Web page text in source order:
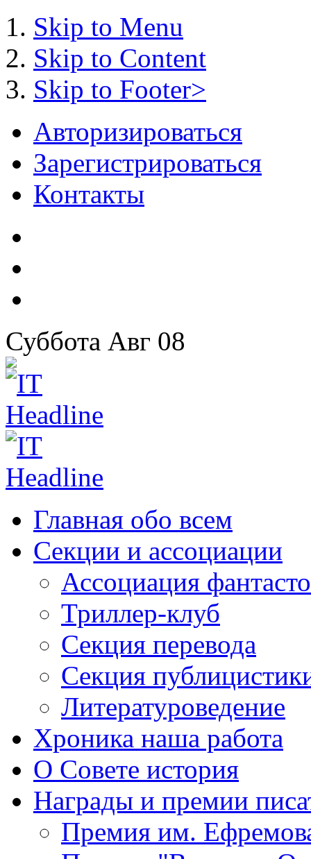
Skip to Menu
Skip to Content
Skip to Footer>
Авторизироваться
Зарегистрироваться
Контакты
Суббота Авг 08
Главная обо всем
Секции и ассоциации
Ассоциация
Триллер-клуб
Секция перевода
Секция
Литературоведение
Хроника наша работа
О Совете история
Награды и премии
Премия им.